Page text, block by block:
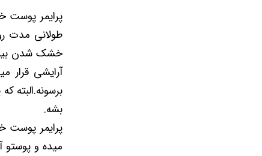
پرایمر پوست
طولانی مدت
خشک شدن
آرایشی قرار
برسونه.البته
بشه.
پرایمر پوست
میده و پوستو